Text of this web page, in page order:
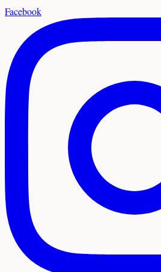
Facebook